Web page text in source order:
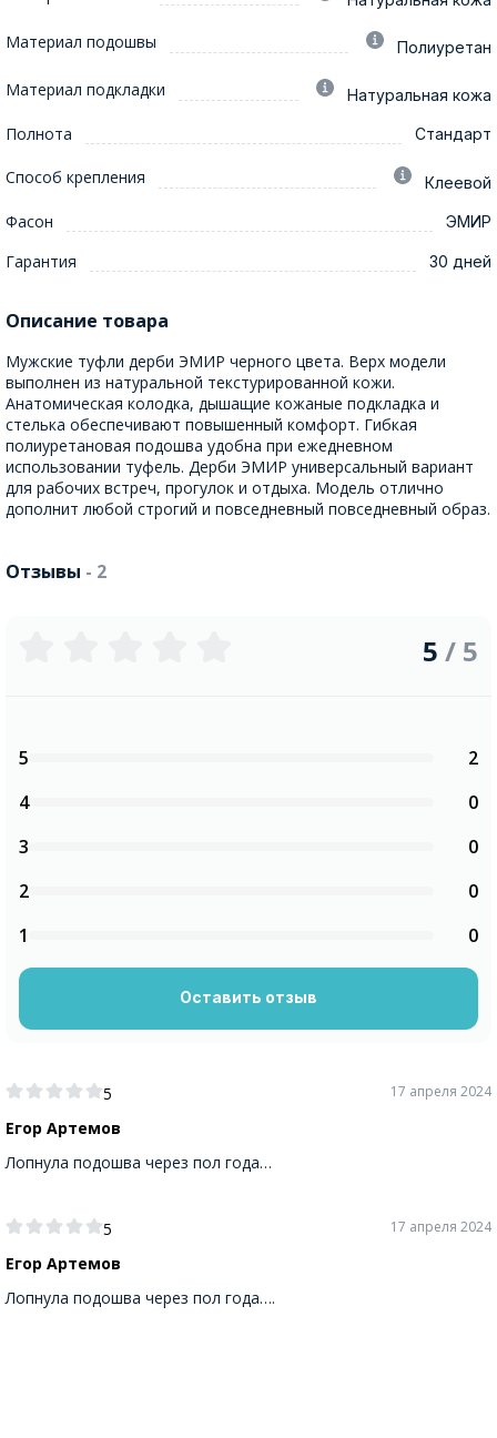
Материал подошвы Полиуретан
Материал подкладки Натуральная кожа
Полнота Стандарт
Способ крепления Клеевой
Фасон ЭМИР
Гарантия 30 дней
Описание товара
Мужские туфли дерби ЭМИР черного цвета. Верх модели
выполнен из натуральной текстурированной кожи.
Анатомическая колодка, дышащие кожаные подкладка и
стелька обеспечивают повышенный комфорт. Гибкая
полиуретановая подошва удобна при ежедневном
использовании туфель. Дерби ЭМИР универсальный вариант
для рабочих встреч, прогулок и отдыха. Модель отлично
дополнит любой строгий и повседневный повседневный образ.
Отзывы - 2
5
Егор Артемов
17 апреля 2024
Лопнула подошва через пол года…
5
Егор Артемов
17 апреля 2024
Лопнула подошва через пол года….
5 / 5
5
2
4
0
3
0
2
0
1
0
Оставить отзыв